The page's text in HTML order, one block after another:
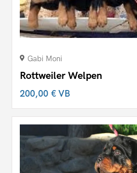
Gabi Moni
Rottweiler Welpen
200,00 €VB